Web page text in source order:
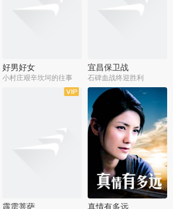
好男好女
小村庄艰辛坎坷的往事
宜昌保卫战
石碑血战终迎胜利
霹雳菩萨
全25集
真情有多远